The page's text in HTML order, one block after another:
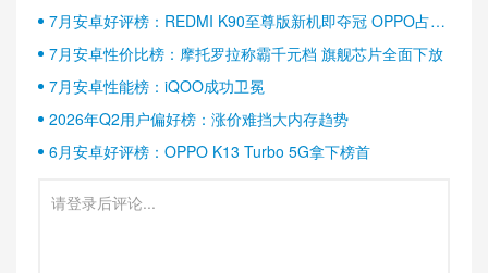
7月安卓好评榜：REDMI K90至尊版新机即夺冠 OPPO占据
半壁江山
7月安卓性价比榜：摩托罗拉称霸千元档 旗舰芯片全面下放
7月安卓性能榜：iQOO成功卫冕
2026年Q2用户偏好榜：涨价难挡大内存趋势
6月安卓好评榜：OPPO K13 Turbo 5G拿下榜首